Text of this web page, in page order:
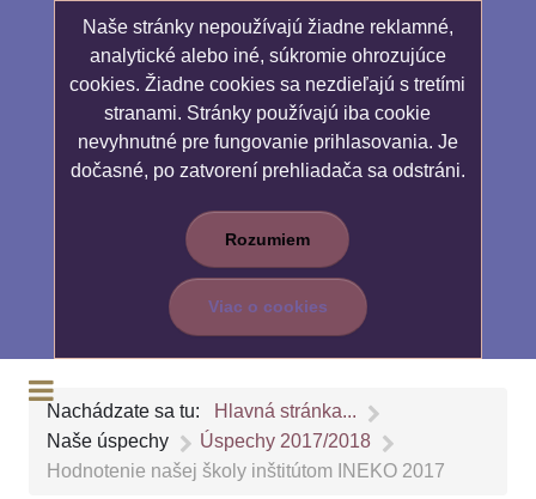
Naše stránky nepoužívajú žiadne reklamné,
analytické alebo iné, súkromie ohrozujúce
cookies. Žiadne cookies sa nezdieľajú s tretími
stranami. Stránky používajú iba cookie
nevyhnutné pre fungovanie prihlasovania. Je
dočasné, po zatvorení prehliadača sa odstráni.
Rozumiem
Viac o cookies
Nachádzate sa tu:
Hlavná stránka...
Naše úspechy
Úspechy 2017/2018
Hodnotenie našej školy inštitútom INEKO 2017